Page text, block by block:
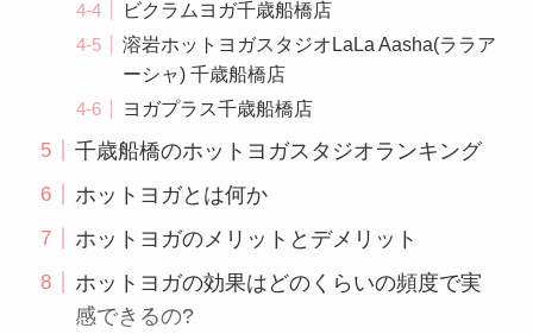
ビクラムヨガ千歳船橋店
溶岩ホットヨガスタジオLaLa Aasha(ララア
ーシャ) 千歳船橋店
ヨガプラス千歳船橋店
千歳船橋のホットヨガスタジオランキング
ホットヨガとは何か
ホットヨガのメリットとデメリット
ホットヨガの効果はどのくらいの頻度で実
感できるの?